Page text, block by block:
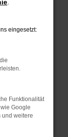
deine
Browser
dein
sind.
eingesetzt:
Funktionalität
Google
und weitere